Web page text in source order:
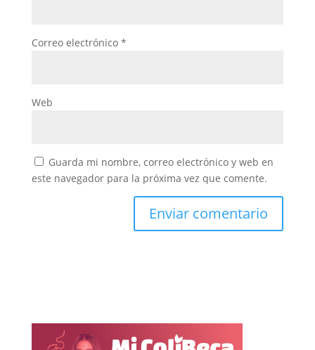
Correo electrónico *
Web
Guarda mi nombre, correo electrónico y web en
este navegador para la próxima vez que comente.